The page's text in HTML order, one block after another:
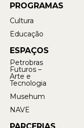
PROGRAMAS
Cultura
Educação
ESPAÇOS
Petrobras
Futuros –
Arte e
Tecnologia
Musehum
NAVE
PARCERIAS